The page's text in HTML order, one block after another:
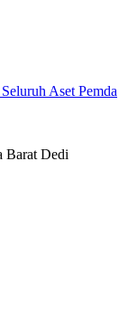
Aset Pemda
Barat Dedi